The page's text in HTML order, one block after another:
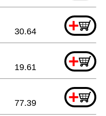
+
30.64
+
19.61
+
77.39